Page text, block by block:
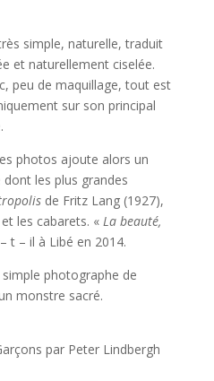
simple, naturelle, traduit
et naturellement ciselée.
peu de maquillage, tout est
sur son principal
photos ajoute alors un
les plus grandes
de Fritz Lang (1927),
les cabarets. « La beauté,
t – il à Libé en 2014.
simple photographe de
monstre sacré.
par Peter Lindbergh